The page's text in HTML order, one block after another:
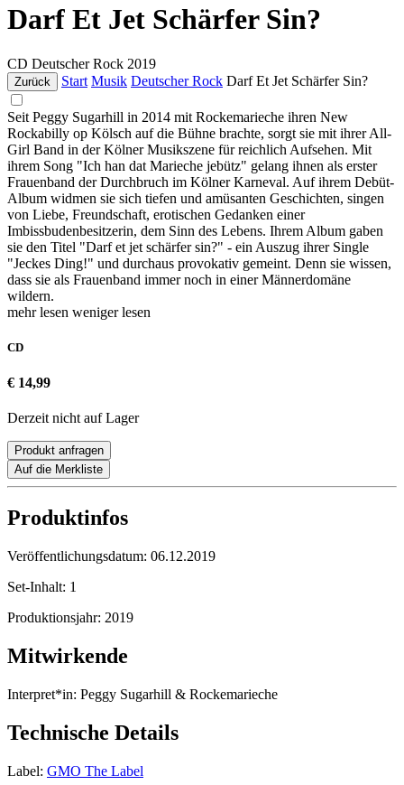
Darf Et Jet Schärfer Sin?
CD Deutscher Rock 2019
Zurück Start Musik Deutscher Rock Darf Et Jet Schärfer Sin?
Seit Peggy Sugarhill in 2014 mit Rockemarieche ihren New
Rockabilly op Kölsch auf die Bühne brachte, sorgt sie mit ihrer All-
Girl Band in der Kölner Musikszene für reichlich Aufsehen. Mit
ihrem Song "Ich han dat Marieche jebütz" gelang ihnen als erster
Frauenband der Durchbruch im Kölner Karneval. Auf ihrem Debüt-
Album widmen sie sich tiefen und amüsanten Geschichten, singen
von Liebe, Freundschaft, erotischen Gedanken einer
Imbissbudenbesitzerin, dem Sinn des Lebens. Ihrem Album gaben
sie den Titel "Darf et jet schärfer sin?" - ein Auszug ihrer Single
"Jeckes Ding!" und durchaus provokativ gemeint. Denn sie wissen,
dass sie als Frauenband immer noch in einer Männerdomäne
wildern.
mehr lesen weniger lesen
CD
€ 14,99
Derzeit nicht auf Lager
Produkt anfragen
Auf die Merkliste
Produktinfos
Veröffentlichungsdatum: 06.12.2019
Set-Inhalt: 1
Produktionsjahr: 2019
Mitwirkende
Interpret*in: Peggy Sugarhill & Rockemarieche
Technische Details
Label: GMO The Label